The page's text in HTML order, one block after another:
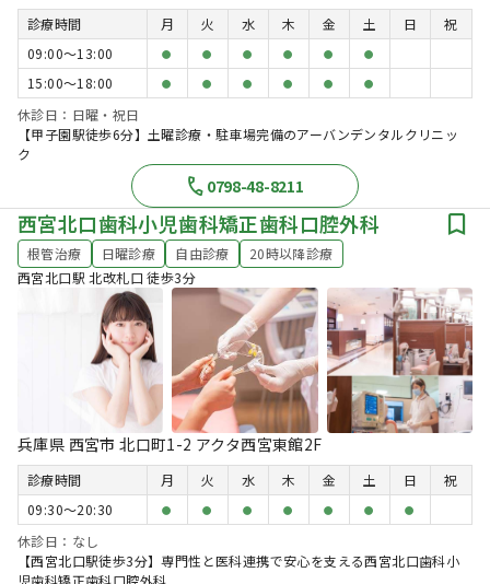
診療時間 月 火 水 木 金 土 日
祝
09:00〜13:00
● ● ● ● ● ●
15:00〜18:00 ● ● ● ● ● ●
休診日：日曜・祝日
【甲子園駅徒歩6分】土曜診療・駐車場完備のアーバンデンタルクリニッ
ク
0798-48-8211
西宮北口歯科小児歯科矯正歯科口腔外科
根管治療 日曜診療 自由診療
20時以降診療
西宮北口駅 北改札口 徒歩3分
兵庫県 西宮市 北口町1-2 アクタ西宮東館2F
診療時間 月 火 水 木 金 土 日
祝
09:30〜20:30
● ● ● ● ● ● ●
休診日：なし
【西宮北口駅徒歩3分】専門性と医科連携で安心を支える西宮北口歯科小